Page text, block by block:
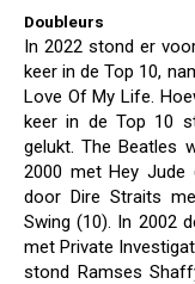
Doubleurs
In 2022 stond er
keer in de Top 10,
Love Of My Life.
keer in de Top 10
gelukt. The Beatles
2000 met Hey Jude
door Dire Straits
Swing (10). In 2002
met Private
stond Ramses